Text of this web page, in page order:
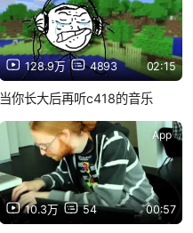
128.9万 4893 02:15
当你长大后再听c418的音乐
10.3万 54 00:57
App